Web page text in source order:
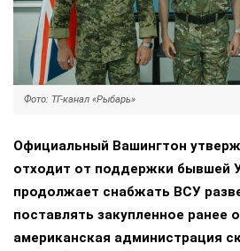
Фото: ТГ-канал «Рыбарь»
Официальный Вашингтон
отходит от поддержки бывшей
продолжает снабжать ВСУ
поставлять закупленное ранее
американская администрация